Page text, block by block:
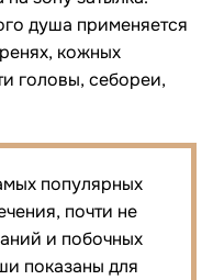
душа применяется
кожных
головы, себореи,
популярных
почти не
и побочных
показаны для